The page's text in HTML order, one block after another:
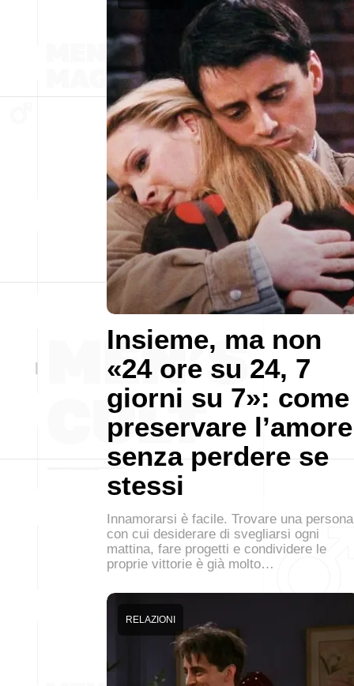
Insieme, ma non
«24 ore su 24, 7
giorni su 7»: come
preservare l’amore
senza perdere se
stessi
Innamorarsi è facile. Trovare una persona
con cui desiderare di svegliarsi ogni
mattina, fare progetti e condividere le
proprie vittorie è già molto…
RELAZIONI